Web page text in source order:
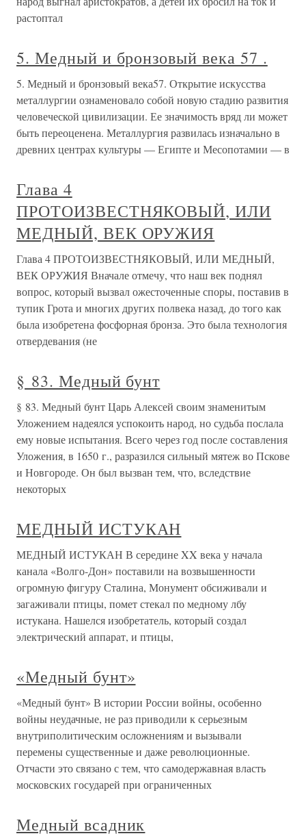
растоптал
5. Медный и бронзовый века 57 .
5. Медный и бронзовый века57. Открытие искусства
металлургии ознаменовало собой новую стадию развития
человеческой цивилизации. Ее значимость вряд ли может
быть переоценена. Металлургия развилась изначально в
древних центрах культуры — Египте и Месопотамии — в
Глава 4
ПРОТОИЗВЕСТНЯКОВЫЙ, ИЛИ
МЕДНЫЙ, ВЕК ОРУЖИЯ
Глава 4 ПРОТОИЗВЕСТНЯКОВЫЙ, ИЛИ МЕДНЫЙ,
ВЕК ОРУЖИЯ Вначале отмечу, что наш век поднял
вопрос, который вызвал ожесточенные споры, поставив в
тупик Грота и многих других полвека назад, до того как
была изобретена фосфорная бронза. Это была технология
отвердевания (не
§ 83. Медный бунт
§ 83. Медный бунт Царь Алексей своим знаменитым
Уложением надеялся успокоить народ, но судьба послала
ему новые испытания. Всего через год после составления
Уложения, в 1650 г., разразился сильный мятеж во Пскове
и Новгороде. Он был вызван тем, что, вследствие
некоторых
МЕДНЫЙ ИСТУКАН
МЕДНЫЙ ИСТУКАН В середине XX века у начала
канала «Волго-Дон» поставили на возвышенности
огромную фигуру Сталина, Монумент обсиживали и
загаживали птицы, помет стекал по медному лбу
истукана. Нашелся изобретатель, который создал
электрический аппарат, и птицы,
«Медный бунт»
«Медный бунт» В истории России войны, особенно
войны неудачные, не раз приводили к серьезным
внутриполитическим осложнениям и вызывали
перемены существенные и даже революционные.
Отчасти это связано с тем, что самодержавная власть
московских государей при ограниченных
Медный всадник